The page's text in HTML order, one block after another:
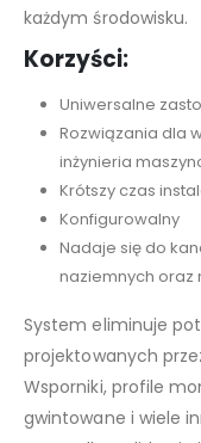
każdym środowisku.
Korzyści:
Uniwersalne
Rozwiązania dla
inżynieria
Krótszy czas
Konfigurowalny
Nadaje się do
naziemnych oraz
System eliminuje
projektowanych
Wsporniki, profile
gwintowane i wiele